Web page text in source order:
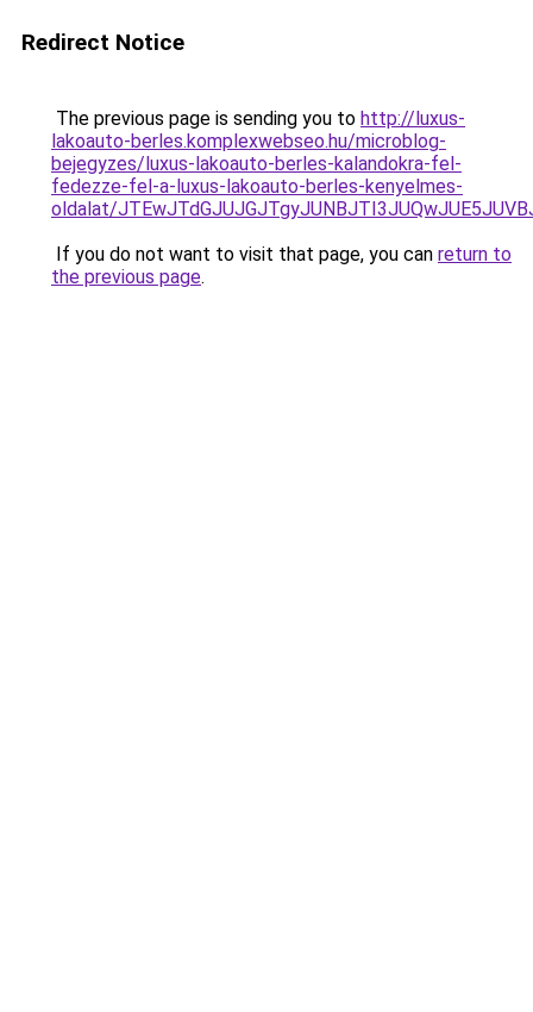
Redirect Notice
The previous page is sending you to http://luxus-
lakoauto-berles.komplexwebseo.hu/microblog-
bejegyzes/luxus-lakoauto-berles-kalandokra-fel-
fedezze-fel-a-luxus-lakoauto-berles-kenyelmes-
oldalat/
If you do not want to visit that page, you can return to
the previous page.